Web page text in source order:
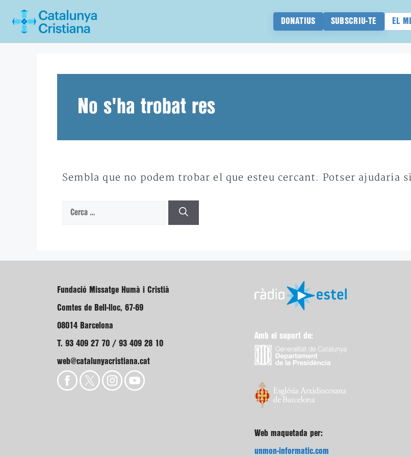
DONATIUS SUBSCRIU-TE EL
No s'ha trobat res
Sembla que no podem trobar el que esteu cercant. Potser ajudaria
Cerca:
Fundació Missatge Humà i Cristià
Comtes de Bell-lloc, 67-69
08014 Barcelona
T. 93 409 27 70 / 93 409 28 10
web@catalunyacristiana.cat
Amb el suport de:
Web maquetada per:
unmon-informatic.com